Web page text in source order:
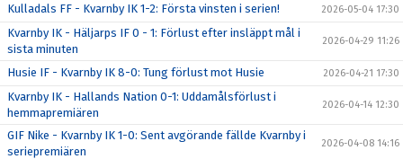
Kulladals FF - Kvarnby IK 1-2: Första vinsten i serien! 2026-05-04 17:30
Kvarnby IK - Häljarps IF 0 - 1: Förlust efter insläppt mål i
sista minuten
2026-04-29 11:26
Husie IF - Kvarnby IK 8-0: Tung förlust mot Husie 2026-04-21 17:30
Kvarnby IK - Hallands Nation 0-1: Uddamålsförlust i
hemmapremiären
2026-04-14 12:30
GIF Nike - Kvarnby IK 1-0: Sent avgörande fällde Kvarnby i
seriepremiären
2026-04-08 14:16